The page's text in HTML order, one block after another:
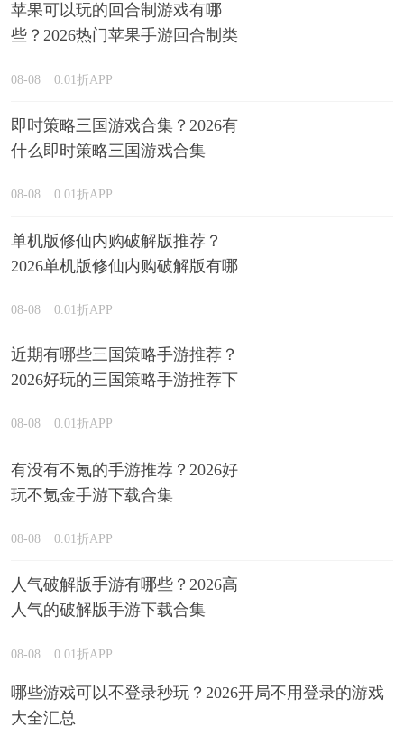
苹果可以玩的回合制游戏有哪
些？2026热门苹果手游回合制类
08-08 0.01折APP
即时策略三国游戏合集？2026有
什么即时策略三国游戏合集
08-08 0.01折APP
单机版修仙内购破解版推荐？
2026单机版修仙内购破解版有哪
08-08 0.01折APP
近期有哪些三国策略手游推荐？
2026好玩的三国策略手游推荐下
08-08 0.01折APP
有没有不氪的手游推荐？2026好
玩不氪金手游下载合集
08-08 0.01折APP
人气破解版手游有哪些？2026高
人气的破解版手游下载合集
08-08 0.01折APP
哪些游戏可以不登录秒玩？2026开局不用登录的游戏
大全汇总